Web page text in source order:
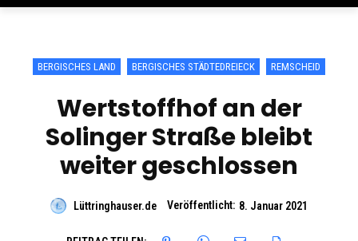
BERGISCHES LAND BERGISCHES STÄDTEDREIECK REMSCHEID
Wertstoffhof an der
Solinger Straße bleibt
weiter geschlossen
Lüttringhauser.de Veröffentlicht: 8. Januar 2021